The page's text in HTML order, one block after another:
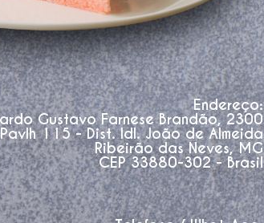
Endereço:
Gustavo Farnese Brandão, 2300
Pavlh 115 - Dist. Idl. João de Almeida
Ribeirão das Neves, MG
CEP 33880-302 - Brasil